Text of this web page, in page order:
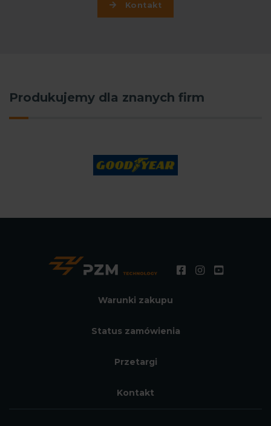
Kontakt
Produkujemy dla znanych firm
Warunki zakupu
Status zamówienia
Przetargi
Kontakt